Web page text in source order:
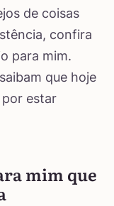
de coisas
confira
para mim.
que hoje
por estar
mim que